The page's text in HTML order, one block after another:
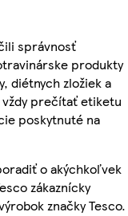
správnosť
produkty
diétnych zložiek a
vždy prečítať etiketu
poskytnuté na
o akýchkoľvek
zákaznícky
značky Tesco.